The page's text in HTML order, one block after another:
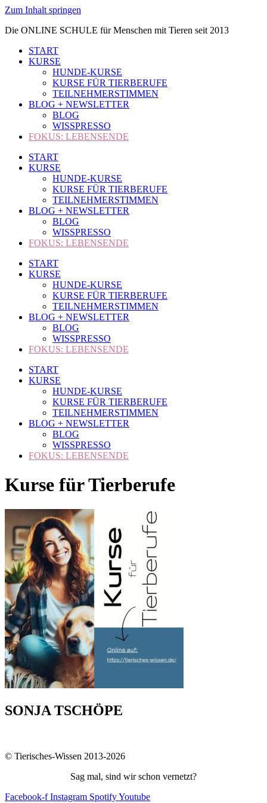
Zum Inhalt springen
Die ONLINE SCHULE für Menschen mit Tieren seit 2013
START
KURSE
HUNDE-KURSE
KURSE FÜR TIERBERUFE
TEILNEHMERSTIMMEN
BLOG + NEWSLETTER
BLOG
WISSPRESSO
FOKUS: LEBENSENDE
START
KURSE
HUNDE-KURSE
KURSE FÜR TIERBERUFE
TEILNEHMERSTIMMEN
BLOG + NEWSLETTER
BLOG
WISSPRESSO
FOKUS: LEBENSENDE
START
KURSE
HUNDE-KURSE
KURSE FÜR TIERBERUFE
TEILNEHMERSTIMMEN
BLOG + NEWSLETTER
BLOG
WISSPRESSO
FOKUS: LEBENSENDE
START
KURSE
HUNDE-KURSE
KURSE FÜR TIERBERUFE
TEILNEHMERSTIMMEN
BLOG + NEWSLETTER
BLOG
WISSPRESSO
FOKUS: LEBENSENDE
Kurse für Tierberufe
SONJA TSCHÖPE
© Tierisches-Wissen 2013-2026
Sag mal, sind wir schon vernetzt?
Facebook-f Instagram SpotifyYoutube